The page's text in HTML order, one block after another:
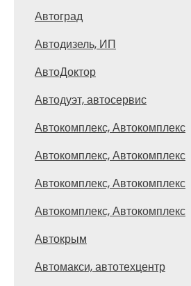
Автоград
Автодизель, ИП
АвтоДоктор
Автодуэт, автосервис
Автокомплекс, Автокомплекс
Автокомплекс, Автокомплекс
Автокомплекс, Автокомплекс
Автокомплекс, Автокомплекс
Автокрым
Автомакси, автотехцентр